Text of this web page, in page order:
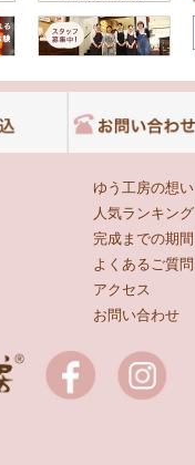
ゆう工房の想い
人気ランキング
完成までの期間
よくあるご質問
アクセス
お問い合わせ